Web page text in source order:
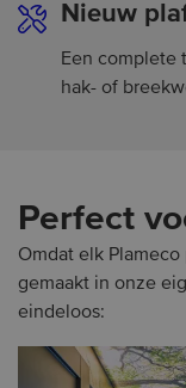
Nieuw
Een complete
hak- of
Perfect
Omdat elk
gemaakt in onze
eindeloos: